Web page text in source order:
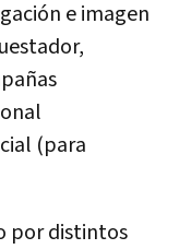
ón eimagen
,
ñas
(para
pordistintos